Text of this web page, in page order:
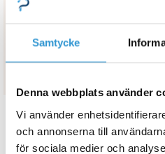
Samtycke
Denna webbplats använder
Vi använder
och annonserna till
för sociala medier och
Material:
Anti-Imma: Ja,
öppet vatten.